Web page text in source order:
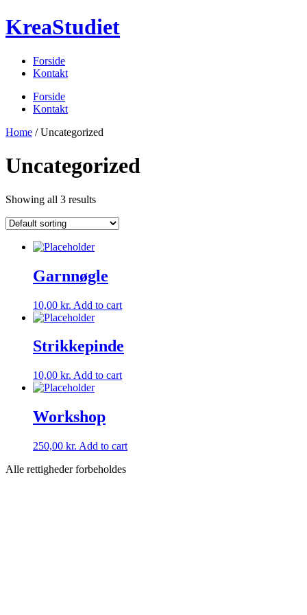
Videre
til
KreaStudiet
Forside
Kontakt
Menu
Forside
Kontakt
Home / Uncategorized
Uncategorized
Showing all 3 results
Garnnøgle
10,00 kr. Add to cart
Strikkepinde
10,00 kr. Add to cart
Workshop
250,00 kr. Add to cart
Alle rettigheder forbeholdes